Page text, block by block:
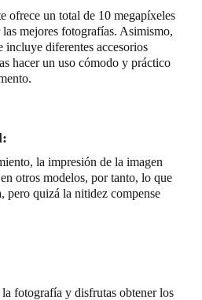
ofrece un total de 10 megapíxeles
las mejores fotografías. Asimismo,
incluye diferentes accesorios
hacer un uso cómodo y práctico
la impresión de la imagen
otros modelos, por tanto, lo que
pero quizá la nitidez compense
la fotografía y disfrutas obtener los